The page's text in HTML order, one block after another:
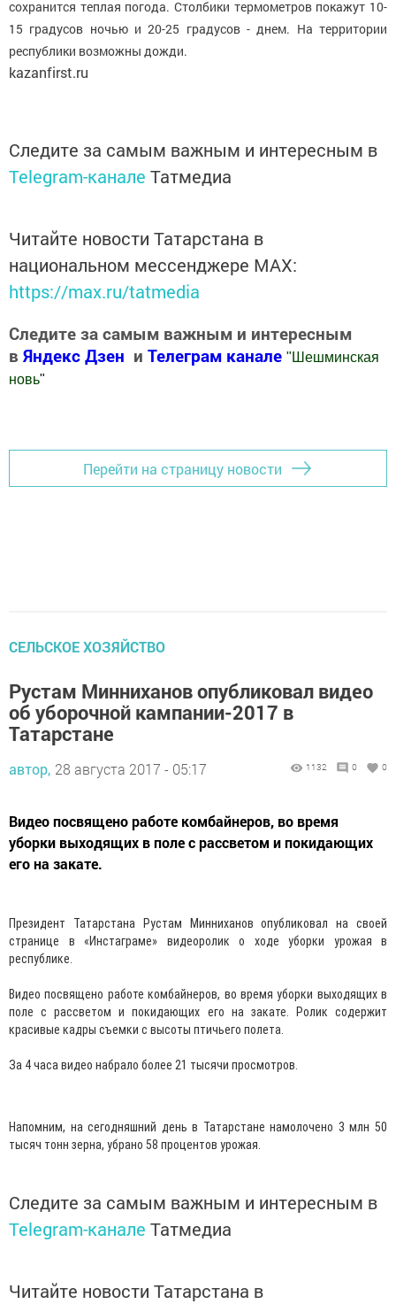
сохранится теплая погода. Столбики термометров покажут 10-
15 градусов ночью и 20-25 градусов - днем. На территории
республики возможны дожди.
kazanfirst.ru
Следите за самым важным и интересным в
Telegram-канале Татмедиа
Читайте новости Татарстана в
национальном мессенджере MАХ:
https://max.ru/tatmedia
Следите за самым важным и интересным
в Яндекс Дзен и Телеграм канале " Шешминская
новь"
Перейти на страницу новости
СЕЛЬСКОЕ ХОЗЯЙСТВО
Рустам Минниханов опубликовал видео
об уборочной кампании-2017 в
Татарстане
автор, 28 августа 2017 - 05:17 1132 0 0
Видео посвящено работе комбайнеров, во время
уборки выходящих в поле с рассветом и покидающих
его на закате.
Президент Татарстана Рустам Минниханов опубликовал на своей
странице в «Инстаграме» видеоролик о ходе уборки урожая в
республике.
Видео посвящено работе комбайнеров, во время уборки выходящих в
поле с рассветом и покидающих его на закате. Ролик содержит
красивые кадры съемки с высоты птичьего полета.
За 4 часа видео набрало более 21 тысячи просмотров.
Напомним, на сегодняшний день в Татарстане намолочено 3 млн 50
тысяч тонн зерна, убрано 58 процентов урожая.
Следите за самым важным и интересным в
Telegram-канале Татмедиа
Читайте новости Татарстана в